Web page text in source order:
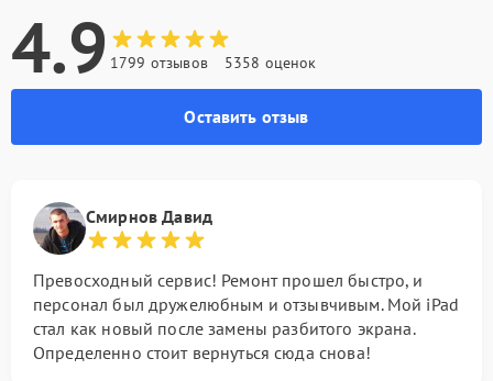
4.9 1799 отзывов 5358 оценок
Оставить отзыв
Смирнов Давид
Превосходный сервис! Ремонт прошел быстро, и
персонал был дружелюбным и отзывчивым. Мой iPad
стал как новый после замены разбитого экрана.
Определенно стоит вернуться сюда снова!